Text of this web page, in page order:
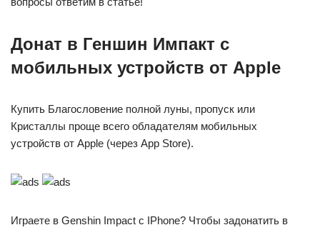
Донат в Геншин Импакт с
мобильных устройств от Apple
Купить Благословение полной луны, пропуск или
Кристаллы проще всего обладателям мобильных
устройств от Apple (через App Store).
Играете в Genshin Impact с IPhone? Чтобы задонатить в